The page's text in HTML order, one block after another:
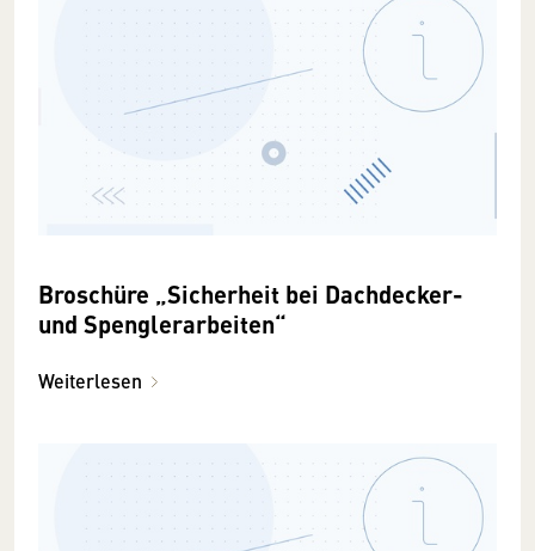
Broschüre „Sicherheit bei Dachdecker-
und Spenglerarbeiten“
Weiterlesen